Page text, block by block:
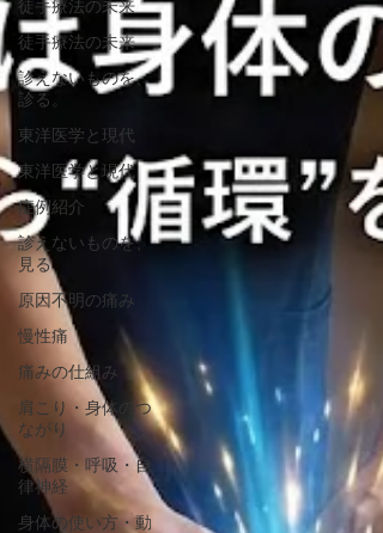
徒手療法の未来
徒手療法の未来
診えないものを、
診る。
東洋医学と現代
東洋医学と現代
症例紹介
診えないものを、
見る
原因不明の痛み
慢性痛
痛みの仕組み
肩こり・身体のつ
ながり
横隔膜・呼吸・自
律神経
身体の使い方・動